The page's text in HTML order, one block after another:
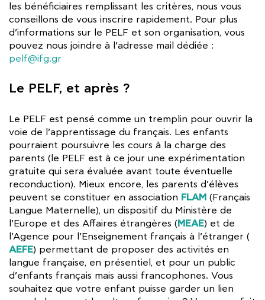
les bénéficiaires remplissant les critères, nous vous
conseillons de vous inscrire rapidement. Pour plus
d’informations sur le PELF et son organisation, vous
pouvez nous joindre à l’adresse mail dédiée :
pelf@ifg.gr
Le PELF, et après ?
Le PELF est pensé comme un tremplin pour ouvrir la
voie de l’apprentissage du français. Les enfants
pourraient poursuivre les cours à la charge des
parents (le PELF est à ce jour une expérimentation
gratuite qui sera évaluée avant toute éventuelle
reconduction). Mieux encore, les parents d’élèves
peuvent se constituer en association FLAM (Français
Langue Maternelle), un dispositif du Ministère de
l’Europe et des Affaires étrangères (MEAE) et de
l’Agence pour l’Enseignement français à l’étranger (
AEFE) permettant de proposer des activités en
langue française, en présentiel, et pour un public
d’enfants français mais aussi francophones. Vous
souhaitez que votre enfant puisse garder un lien